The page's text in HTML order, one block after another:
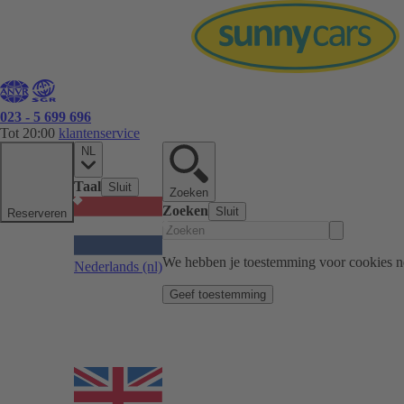
023 - 5 699 696
Tot 20:00 klantenservice
Reserveren
NL
Taal Sluit
Nederlands (nl)
Zoeken
Zoeken Sluit
We hebben je toestemming voor cookies
Geef toestemming